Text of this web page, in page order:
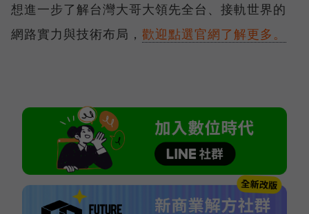
想進一步了解台灣大哥大領先全台、接軌世界的
網路實力與技術布局， 歡迎點選官網了解更多。